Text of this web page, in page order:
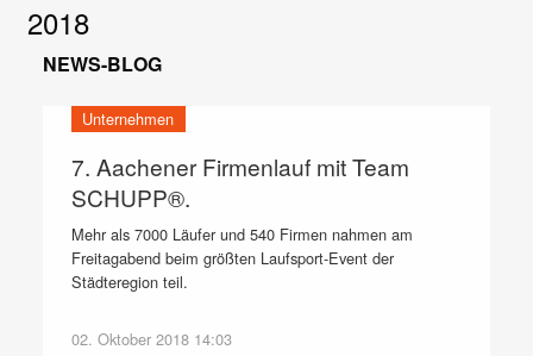
2018
NEWS-BLOG
Unternehmen
7. Aachener Firmenlauf mit Team
SCHUPP®.
Mehr als 7000 Läufer und 540 Firmen nahmen am
Freitagabend beim größten Laufsport-Event der
Städteregion teil.
02. Oktober 2018 14:03